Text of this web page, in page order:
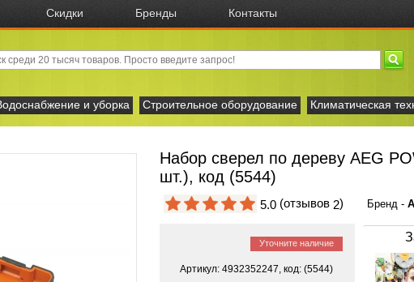
Скидки Бренды Контакты
и уборка Строительное оборудование Климатическая
Набор сверел по дереву AEG
шт.), код (5544)
5.0 (отзывов 2)
Уточните наличие
Артикул: 4932352247, код: (5544)
Бренд -